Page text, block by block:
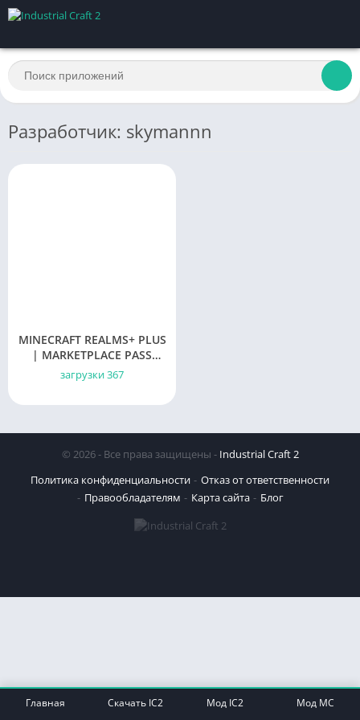
Разработчик: skymannn
MINECRAFT REALMS+ PLUS
| MARKETPLACE PASS
БЫСТРО
загрузки 367
© 2026 - Все права защищены - Industrial Craft 2
Политика конфиденциальности
Отказ от ответственности
Правообладателям
Карта сайта Блог
Главная Скачать IC2 Мод IC2 Мод MC